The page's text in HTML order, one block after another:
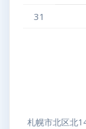
31
札幌市北区北